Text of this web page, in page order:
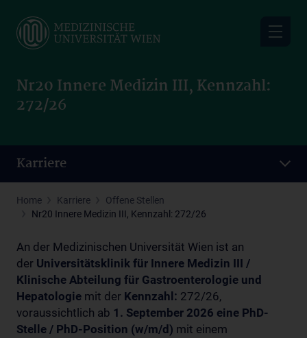
main
Nr20 Innere Medizin III, Kennzahl:
272/26
Karriere
Home Karriere
Offene Stellen
Nr20 Innere Medizin III, Kennzahl: 272/26
An der Medizinischen Universität Wien ist an
der Universitätsklinik für Innere Medizin III /
Klinische Abteilung für Gastroenterologie und
Hepatologie mit der Kennzahl: 272/26,
voraussichtlich ab 1. September 2026 eine PhD-
Stelle / PhD-Position (w/m/d) mit einem